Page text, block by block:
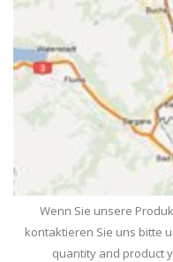
Wenn Sie unsere
kontaktieren Sie uns bitte
quantity and product